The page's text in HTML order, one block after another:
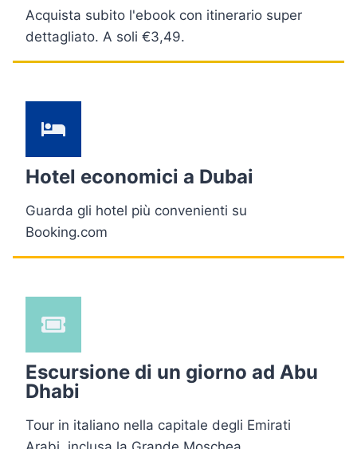
Acquista subito l'ebook con itinerario super
dettagliato. A soli €3,49.
Hotel economici a Dubai
Guarda gli hotel più convenienti su
Booking.com
Escursione di un giorno ad Abu
Dhabi
Tour in italiano nella capitale degli Emirati